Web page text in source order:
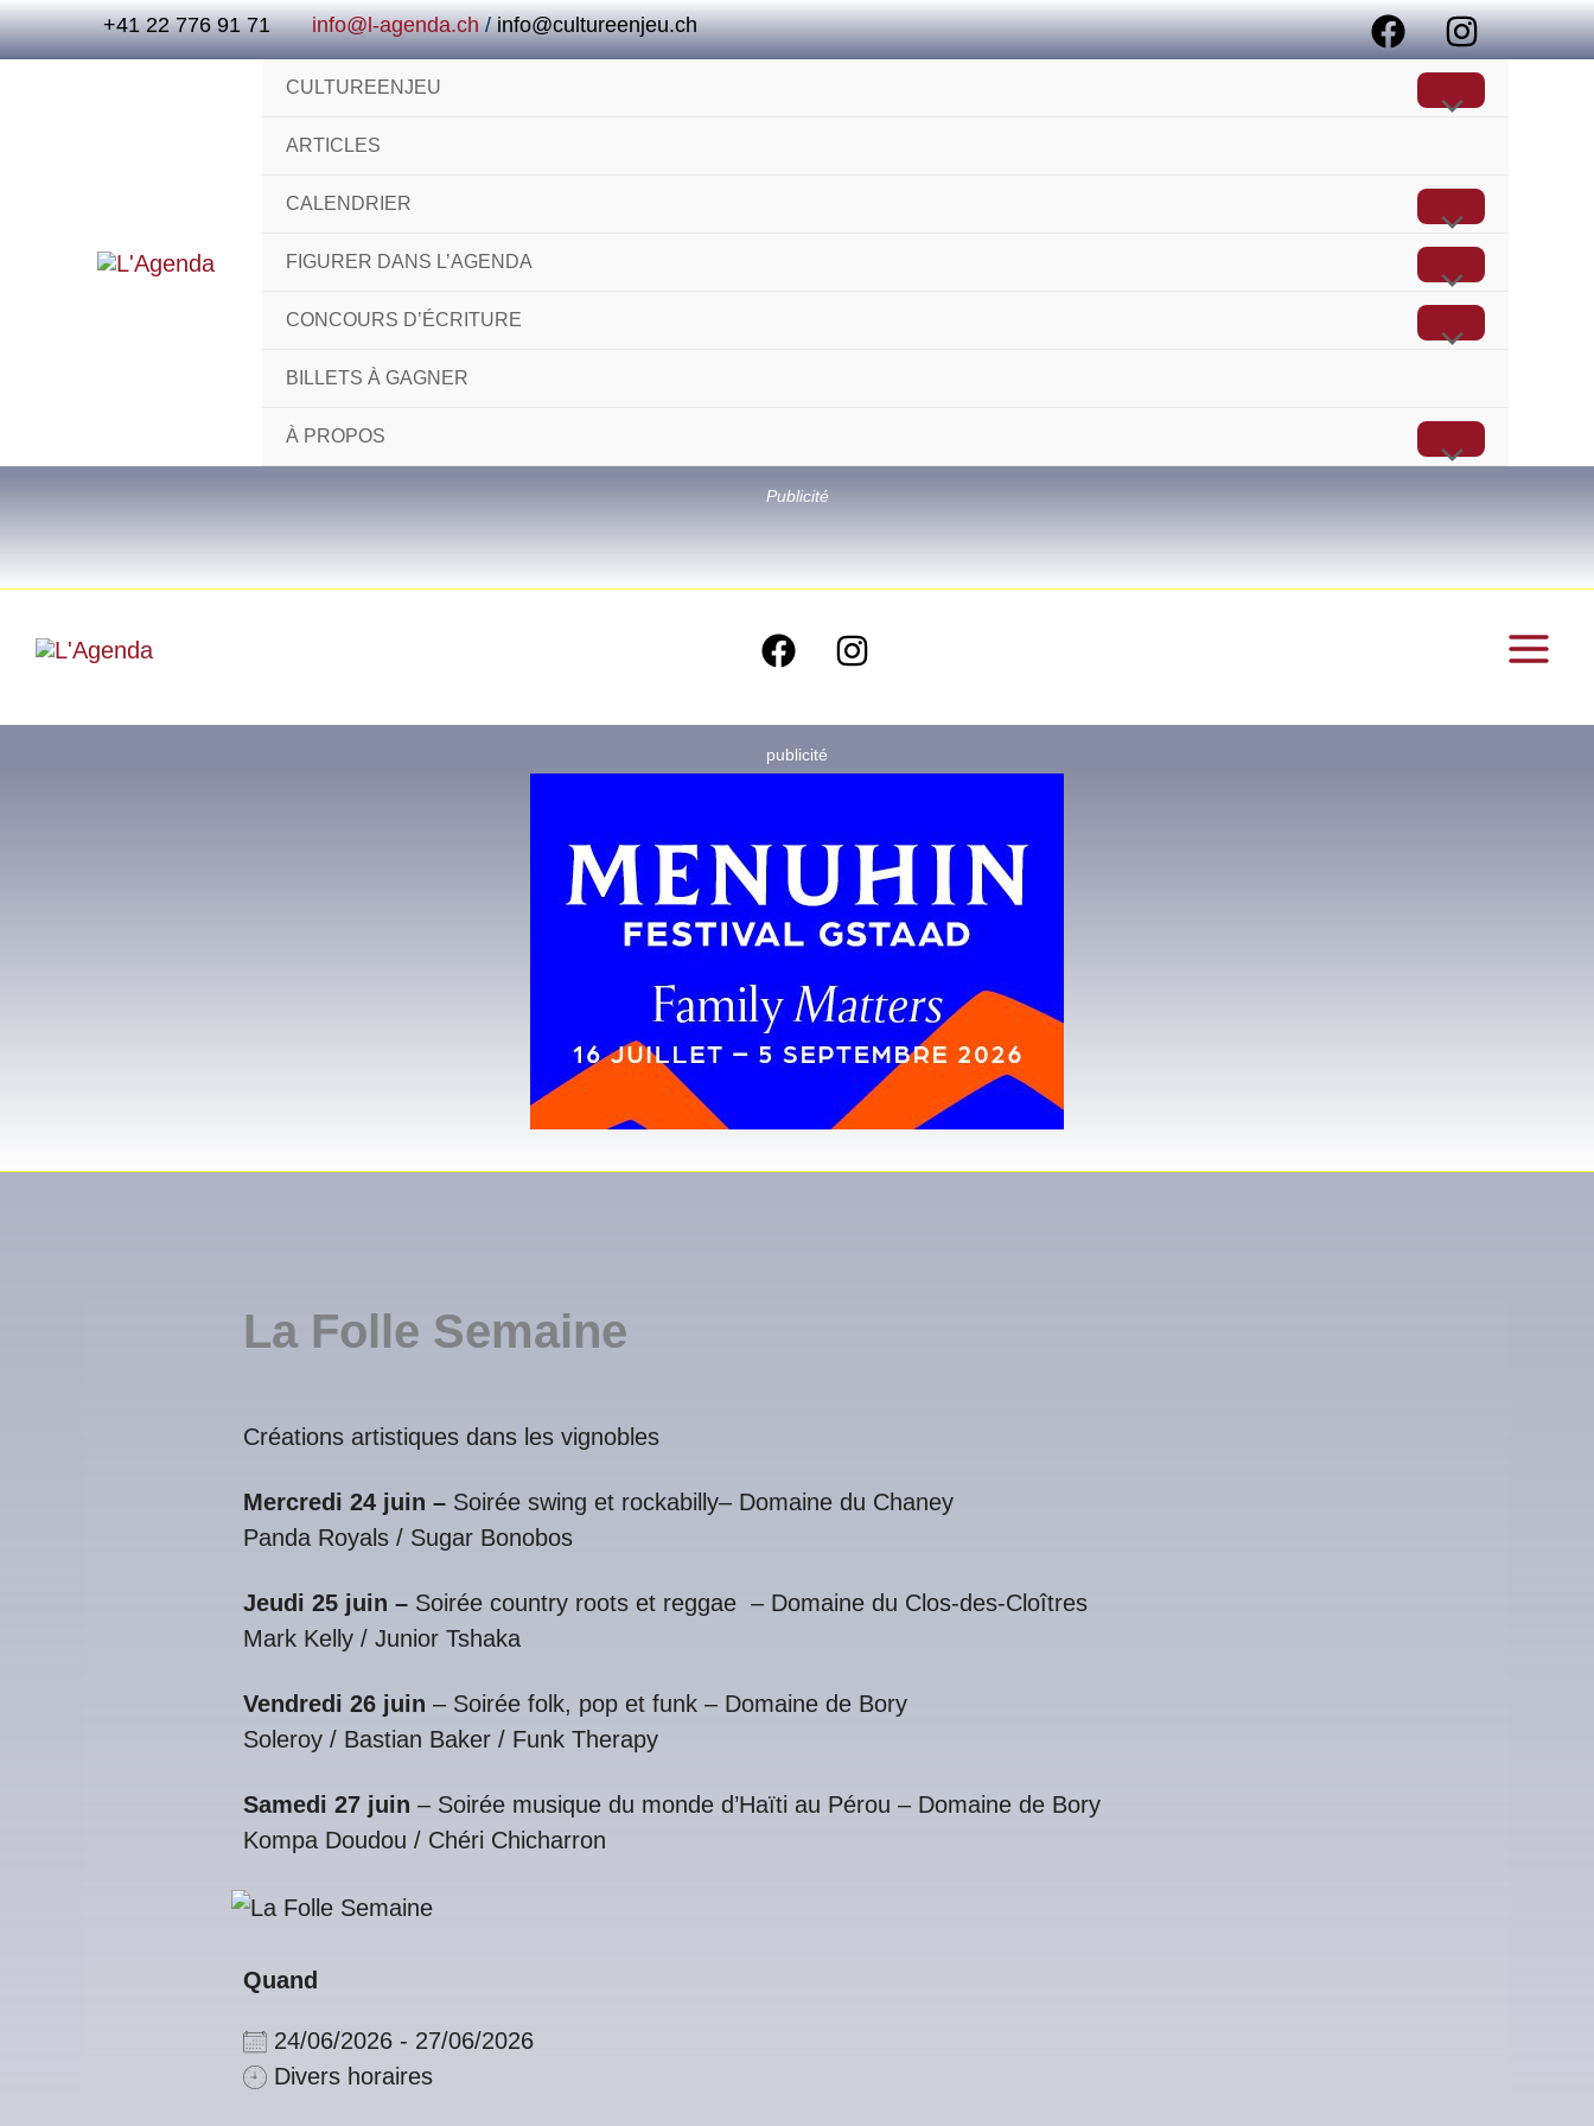
Aller
au
+41 22 776 91 71 info@l-agenda.ch/info@cultureenjeu.ch
CULTUREENJEU
ARTICLES
CALENDRIER
FIGURER DANS L’AGENDA
CONCOURS D’ÉCRITURE
BILLETS À GAGNER
À PROPOS
Publicité
publicité
La Folle Semaine
Créations artistiques dans les vignobles
Mercredi 24 juin – Soirée swing et rockabilly– Domaine du Chaney
Panda Royals / Sugar Bonobos
Jeudi 25 juin – Soirée country roots et reggae – Domaine du Clos-des-Cloîtres
Mark Kelly / Junior Tshaka
Vendredi 26 juin – Soirée folk, pop et funk – Domaine de Bory
Soleroy / Bastian Baker / Funk Therapy
Samedi 27 juin – Soirée musique du monde d’Haïti au Pérou – Domaine de Bory
Kompa Doudou / Chéri Chicharron
Quand
24/06/2026 - 27/06/2026
Divers horaires